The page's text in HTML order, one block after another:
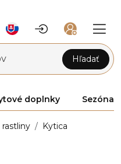
Hľadať
doplnky Sezóna
Kytica